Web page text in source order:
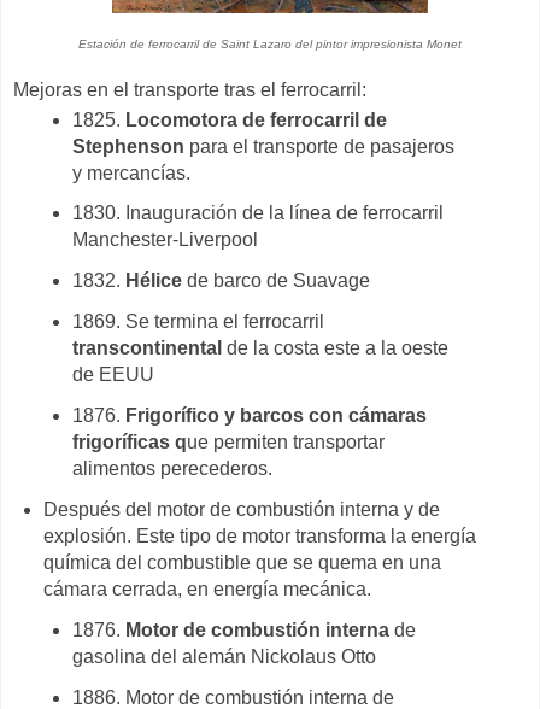
Estación de ferrocarril de Saint Lazaro del pintor impresionista Monet
Mejoras en el transporte tras el ferrocarril:
1825. Locomotora de ferrocarril de
Stephenson para el transporte de pasajeros
y mercancías.
1830. Inauguración de la línea de ferrocarril
Manchester-Liverpool
1832. Hélice de barco de Suavage
1869. Se termina el ferrocarril
transcontinental de la costa este a la oeste
de EEUU
1876. Frigorífico y barcos con cámaras
frigoríficas que permiten transportar
alimentos perecederos.
Después del motor de combustión interna y de
explosión. Este tipo de motor transforma la energía
química del combustible que se quema en una
cámara cerrada, en energía mecánica.
1876. Motor de combustión internade
gasolina del alemán Nickolaus Otto
1886. Motor de combustión interna de